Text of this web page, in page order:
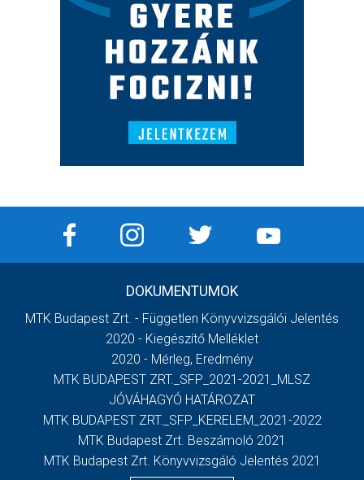
DOKUMENTUMOK
MTK Budapest Zrt. - Független Könyvvizsgálói Jelentés
2020 - Kiegészítő Melléklet
2020 - Mérleg, Eredmény
MTK BUDAPEST ZRT._SFP_2021-2021_MLSZ
JÓVÁHAGYÓ HATÁROZAT
MTK BUDAPEST ZRT._SFP_KERELEM_2021-2022
MTK Budapest Zrt. Beszámoló 2021
MTK Budapest Zrt. Könyvvizsgáló Jelentés 2021